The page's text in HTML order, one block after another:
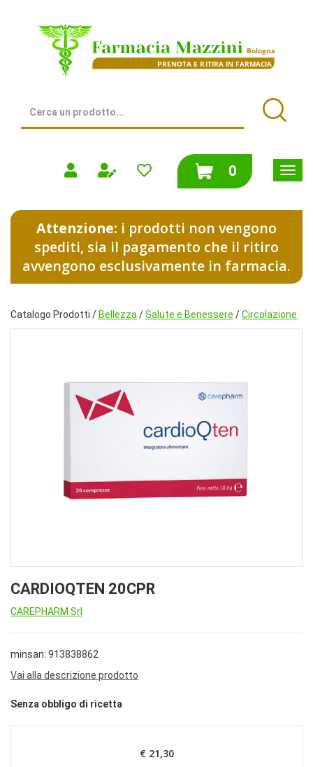
contenuto
Farmacia
Prodotto
0prodotti
inseriti
Attenzione: i prodotti non vengono
spediti, sia il pagamento che il ritiro
avvengono esclusivamente in farmacia.
Catalogo Prodotti / Bellezza /Salute e Benessere /Circolazione
CARDIOQTEN 20CPR
CAREPHARM Srl
minsan: 913838862
Vai alla descrizione prodotto
Senza obbligo di ricetta
Prezzo
€ 21,30